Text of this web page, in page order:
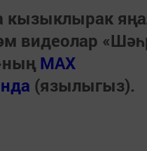
кызыклырак
видеолар
MAX
(язылыгыз).